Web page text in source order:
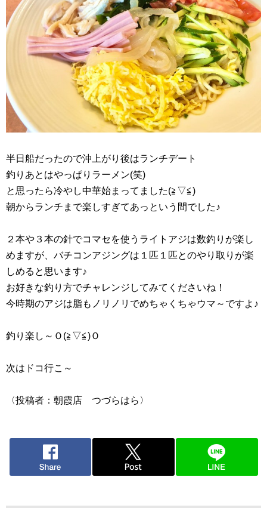
半日船だったので沖上がり後はランチデート
釣りあとはやっぱりラーメン(笑)
と思ったら冷やし中華始まってました(≧▽≦)
朝からランチまで楽しすぎてあっという間でした♪
２本や３本の針でコマセを使うライトアジは数釣りが楽し
めますが、バチコンアジングは１匹１匹とのやり取りが楽
しめると思います♪
お好きな釣り方でチャレンジしてみてくださいね！
今時期のアジは脂もノリノリでめちゃくちゃウマ～ですよ♪
釣り楽し～Ｏ(≧▽≦)Ｏ
次はドコ行こ～
〈投稿者：朝霞店 つづらはら〉